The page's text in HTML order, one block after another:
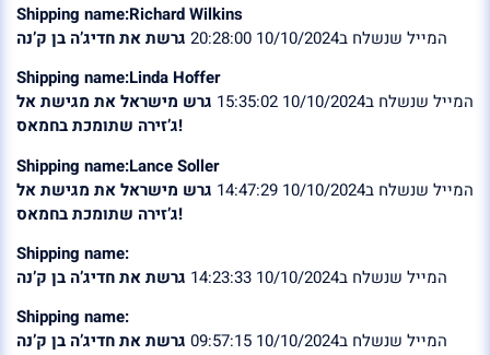
Shipping name:Richard Wilkins
המייל שנשלח ב10/10/2024 20:28:00
גרשת את חדיג’ה בן ק’נה
Shipping name:Linda Hoffer
המייל שנשלח ב10/10/2024 15:35:02
גרש מישראל את מגישת אל
ג’זירה שתומכת בחמאס!
Shipping name:Lance Soller
המייל שנשלח ב10/10/2024 14:47:29
גרש מישראל את מגישת אל
ג’זירה שתומכת בחמאס!
Shipping name:
המייל שנשלח ב10/10/2024 14:23:33
גרשת את חדיג’ה בן ק’נה
Shipping name:
המייל שנשלח ב10/10/2024 09:57:15
גרשת את חדיג’ה בן ק’נה